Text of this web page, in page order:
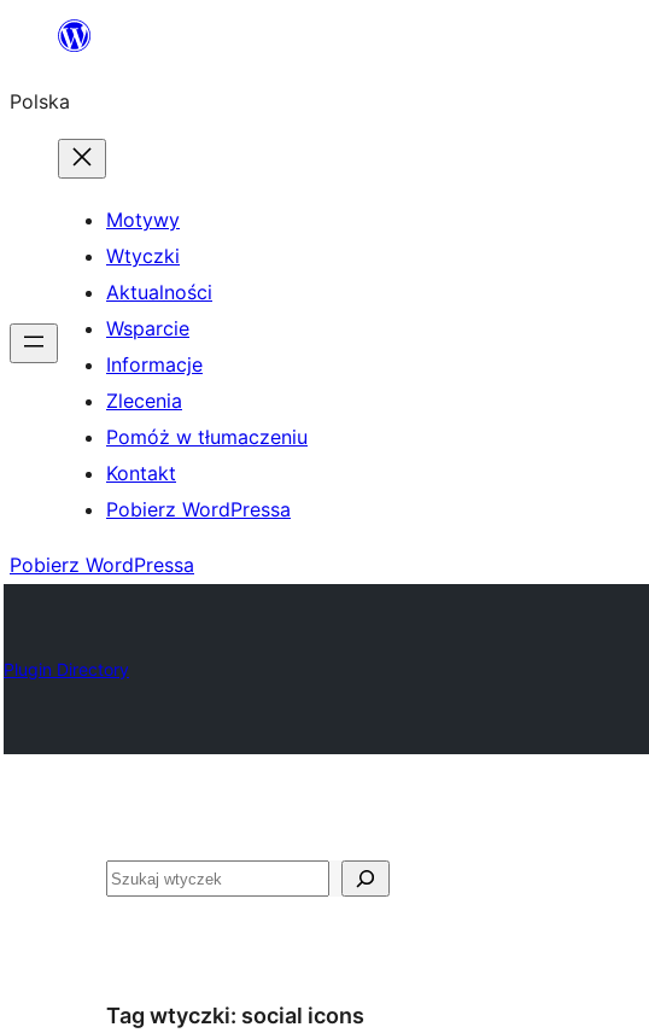
Przejdź
treści
Polska
Motywy
Wtyczki
Aktualności
Wsparcie
Informacje
Zlecenia
Pomóż w tłumaczeniu
Kontakt
Pobierz WordPressa
Pobierz WordPressa
Plugin Directory
Szukaj
Tag wtyczki: social icons